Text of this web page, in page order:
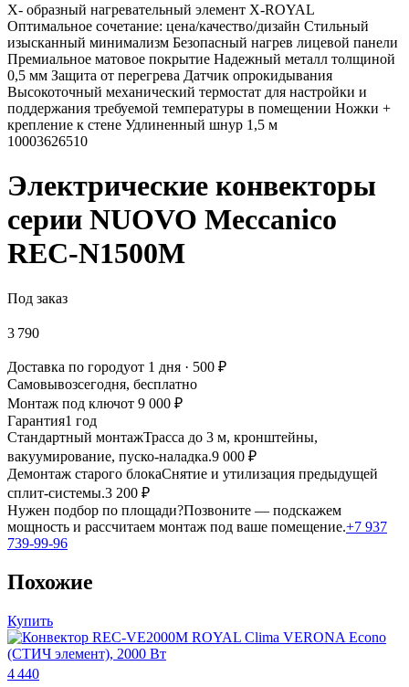
X- образный нагревательный элемент X-ROYAL
Оптимальное сочетание: цена/качество/дизайн Стильный
изысканный минимализм Безопасный нагрев лицевой панели
Премиальное матовое покрытие Надежный металл толщиной
0,5 мм Защита от перегрева Датчик опрокидывания
Высокоточный механический термостат для настройки и
поддержания требуемой температуры в помещении Ножки +
крепление к стене Удлиненный шнур 1,5 м
10003626510
Электрические конвекторы
серии NUOVO Meccanico
REC-N1500M
Под заказ
3 790
Доставка по городуот 1 дня · 500 ₽
Самовывозсегодня, бесплатно
Монтаж под ключот 9 000 ₽
Гарантия1 год
Стандартный монтажТрасса до 3 м, кронштейны,
вакуумирование, пуско-наладка.9 000 ₽
Демонтаж старого блокаСнятие и утилизация предыдущей
сплит-системы.3 200 ₽
Нужен подбор по площади?Позвоните — подскажем
мощность и рассчитаем монтаж под ваше помещение.+7 937
739-99-96
Похожие
Купить
4 440